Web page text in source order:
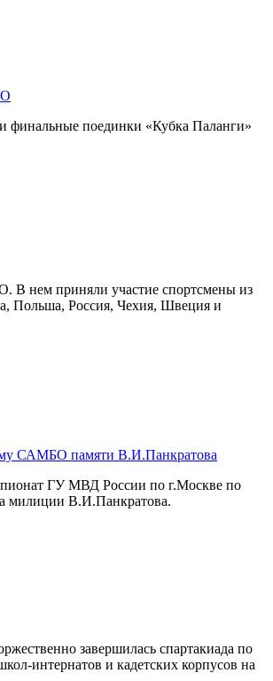
финальные поединки «Кубка Паланги»
нем приняли участие спортсмены из
Польша, Россия, Чехия, Швеция и
САМБО памяти В.И.Панкратова
ГУ МВД России по г.Москве по
милиции В.И.Панкратова.
завершилась спартакиада по
интернатов и кадетских корпусов на